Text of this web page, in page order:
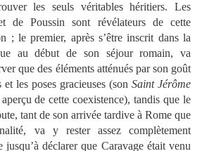
les seuls véritables héritiers. Les
de Poussin sont révélateurs de cette
; le premier, après s’être inscrit dans la
au début de son séjour romain, va
que des éléments atténués par son goût
les poses gracieuses (son Saint Jérôme
de cette coexistence), tandis que le
tant de son arrivée tardive à Rome que
va y rester assez complètement
jusqu’à déclarer que Caravage était venu